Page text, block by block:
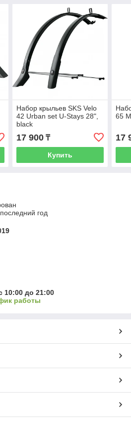
Набор крыльев SKS Velo
42 Urban set U-Stays 28",
black
17 900₸
Купить
65
17
год
10:00 до 21:00
работы